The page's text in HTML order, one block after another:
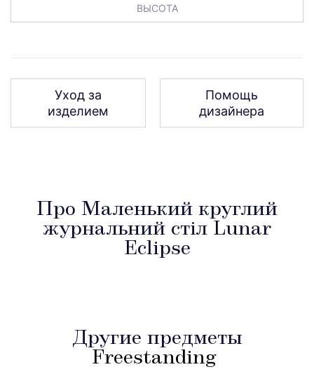
ВЫСОТА
Уход за
изделием
Помощь
дизайнера
Про Маленький круглий
журнальний стіл Lunar
Eclipse
Другие предметы
Freestanding